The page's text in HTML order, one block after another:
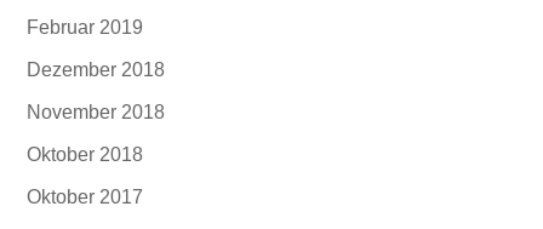
Februar 2019
Dezember 2018
November 2018
Oktober 2018
Oktober 2017